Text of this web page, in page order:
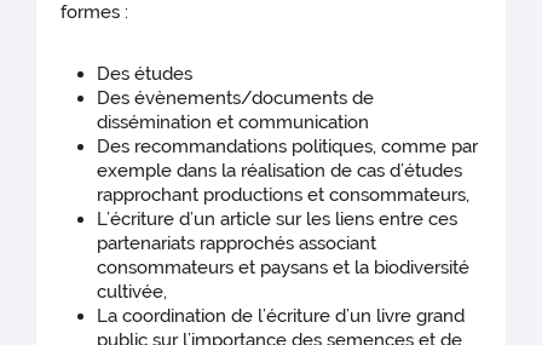
formes :
Des études
Des évènements/documents de
dissémination et communication
Des recommandations politiques, comme par
exemple dans la réalisation de cas d’études
rapprochant productions et consommateurs,
L’écriture d’un article sur les liens entre ces
partenariats rapprochés associant
consommateurs et paysans et la biodiversité
cultivée,
La coordination de l’écriture d’un livre grand
public sur l’importance des semences et de